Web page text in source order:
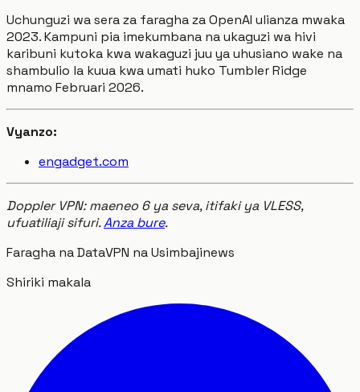
Uchunguzi wa sera za faragha za OpenAI ulianza mwaka
2023. Kampuni pia imekumbana na ukaguzi wa hivi
karibuni kutoka kwa wakaguzi juu ya uhusiano wake na
shambulio la kuua kwa umati huko Tumbler Ridge
mnamo Februari 2026.
Vyanzo:
engadget.com
Doppler VPN: maeneo 6 ya seva, itifaki ya VLESS,
ufuatiliaji sifuri.Anza bure.
Faragha na DataVPN na Usimbajinews
Shiriki makala